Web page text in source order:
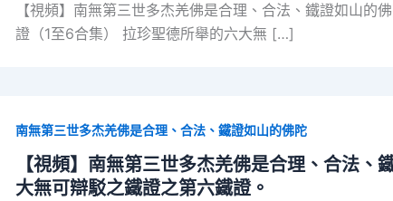
【視頻】南無第三世多杰羌佛是合理、合法、鐵證如山的
證（1至6合集） 拉珍聖德所舉的六大無 […]
南無第三世多杰羌佛是合理、合法、鐵證如山的佛陀
【視頻】南無第三世多杰羌佛是合理、合法、
大無可辯駁之鐵證之第六鐵證。